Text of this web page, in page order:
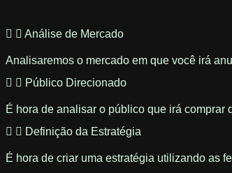
Análise de Mercado
Analisaremos o mercado em que você irá
Público Direcionado
É hora de analisar o público que irá comprar
Definição da Estratégia
É hora de criar uma estratégia utilizando as